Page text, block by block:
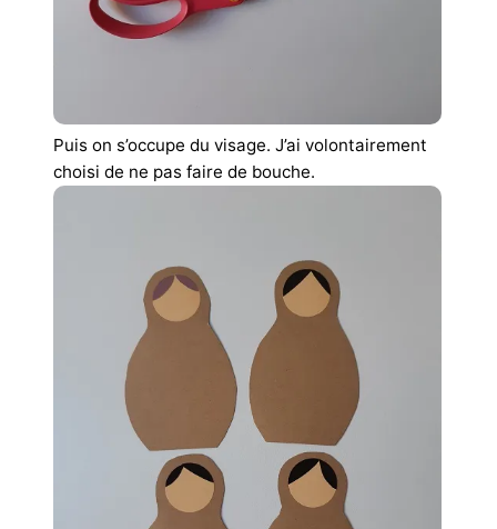
Puis on s’occupe du visage. J’ai volontairement
choisi de ne pas faire de bouche.